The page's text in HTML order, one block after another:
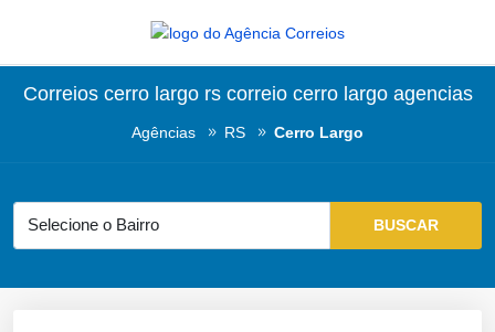
Correios cerro largo rs correio cerro largo agencias
Agências RS Cerro Largo